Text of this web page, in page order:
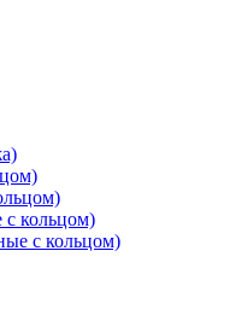
кольцом)
с кольцом)